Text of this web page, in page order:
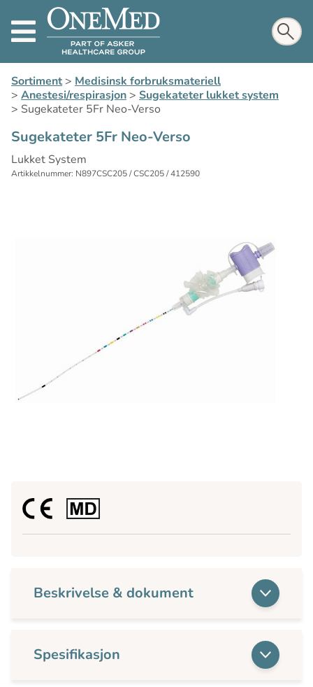
Sortiment> Medisinsk forbruksmateriell
> Anestesi/respirasjon> Sugekateter lukket system
> Sugekateter 5Fr Neo-Verso
Sugekateter 5Fr Neo-Verso
Lukket System
Artikkelnummer: N897CSC205 / CSC205 / 412590
Beskrivelse & dokument
Spesifikasjon